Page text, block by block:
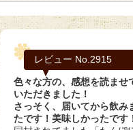
レビュー No.2915
色々な方の、感想を読ませ
いただきました！
さっそく、届いてから飲み
たです！美味しかったです